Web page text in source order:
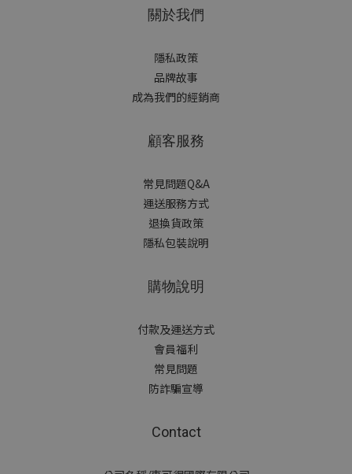
關於我們
隱私政策
品牌故事
成為我們的經銷商
顧客服務
常見問題Q&A
運送服務方式
退換貨政策
隱私包裝說明
購物說明
付款及運送方式
會員福利
常見問題
防詐騙宣導
Contact